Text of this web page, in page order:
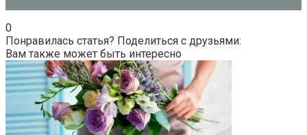
0
Понравилась статья? Поделиться с друзьями:
Вам также может быть интересно